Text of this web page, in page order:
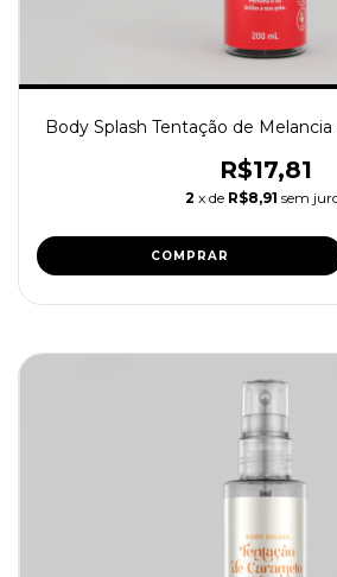
Body Splash Tentação de
R$17,81
2 x de R$8,91 sem